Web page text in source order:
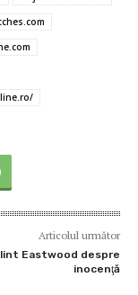
ă
Articolul următor
Eastwood despre
inocenţă